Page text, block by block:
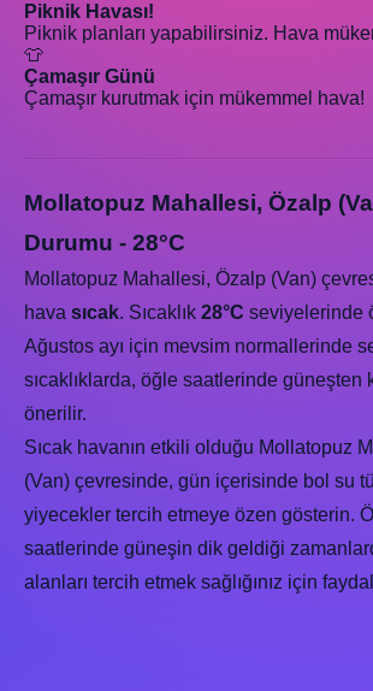
Piknik Havası!
Piknik planları yapabilirsiniz. Hava
👕
Çamaşır Günü
Çamaşır kurutmak için mükemmel hava!
Mollatopuz Mahallesi, Özalp
Durumu - 28°C
Mollatopuz Mahallesi, Özalp (Van)
hava sıcak. Sıcaklık 28°C seviyelerinde
Ağustos ayı için mevsim normallerinde
sıcaklıklarda, öğle saatlerinde güneşten
önerilir.
Sıcak havanın etkili olduğu Mollatopuz
(Van) çevresinde, gün içerisinde bol su
yiyecekler tercih etmeye özen gösterin.
saatlerinde güneşin dik geldiği
alanları tercih etmek sağlığınız için